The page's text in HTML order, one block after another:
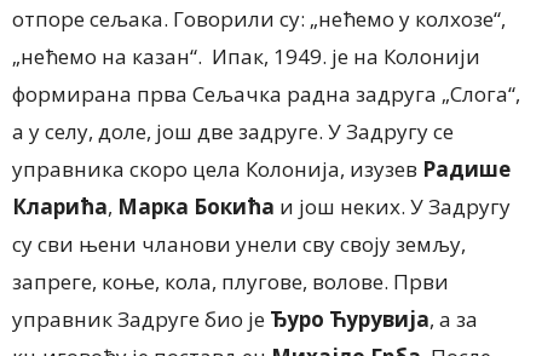
отпоре сељака. Говорили су: „нећемо у колхозе“,
„нећемо на казан“. Ипак, 1949. је на Колонији
формирана прва Сељачка радна задруга „Слога“,
а у селу, доле, још две задруге. У Задругу се
управника скоро цела Колонија, изузев Радише
Кларића, Марка Бокића и још неких. У Задругу
су сви њени чланови унели сву своју земљу,
запреге, коње, кола, плугове, волове. Први
управник Задруге био је Ђуро Ћурувија, а за